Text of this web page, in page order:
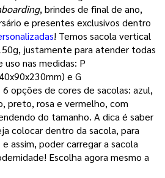
, brindes de final de ano,
e presentes exclusivos dentro
! Temos sacola vertical
justamente para atender todas
uso nas medidas: P
e G
opções de cores de sacolas: azul,
preto, rosa e vermelho, com
do tamanho. A dica é saber
colocar dentro da sacola, para
assim, poder carregar a sacola
Escolha agora mesmo a